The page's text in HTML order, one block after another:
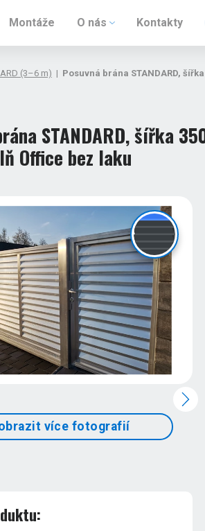
Montáže O nás Kontakty
(3–6 m) | Posuvná brána STANDARD,
STANDARD, šířka
Office bez laku
více fotografií